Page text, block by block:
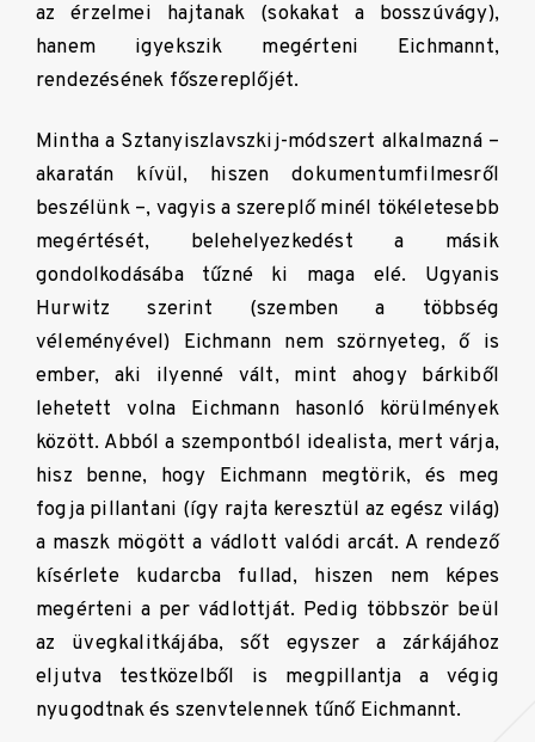
az érzelmei hajtanak (sokakat a bosszúvágy),
hanem igyekszik megérteni Eichmannt,
rendezésének főszereplőjét.
Mintha a Sztanyiszlavszkij-módszert alkalmazná –
akaratán kívül, hiszen dokumentumfilmesről
beszélünk –, vagyis a szereplő minél tökéletesebb
megértését, belehelyezkedést a másik
gondolkodásába tűzné ki maga elé. Ugyanis
Hurwitz szerint (szemben a többség
véleményével) Eichmann nem szörnyeteg, ő is
ember, aki ilyenné vált, mint ahogy bárkiből
lehetett volna Eichmann hasonló körülmények
között. Abból a szempontból idealista, mert várja,
hisz benne, hogy Eichmann megtörik, és meg
fogja pillantani (így rajta keresztül az egész világ)
a maszk mögött a vádlott valódi arcát. A rendező
kísérlete kudarcba fullad, hiszen nem képes
megérteni a per vádlottját. Pedig többször beül
az üvegkalitkájába, sőt egyszer a zárkájához
eljutva testközelből is megpillantja a végig
nyugodtnak és szenvtelennek tűnő Eichmannt.